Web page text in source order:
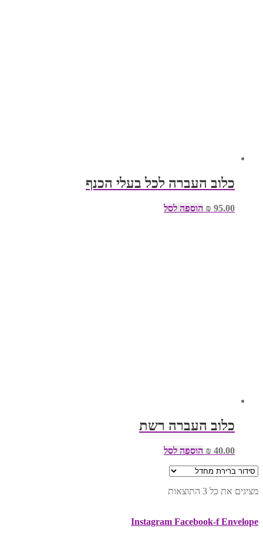
כלוב העברה לכל בעלי הכנף
₪ 95.00 הוספה לסל
כלוב העברה רשת
₪ 40.00 הוספה לסל
מציגים את כל ⁦3⁩ התוצאות
Instagram Facebook-f Envelope